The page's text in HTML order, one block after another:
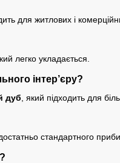
для житлових і
легко укладається.
інтер’єру?
дуб , який підходить для
достатньо стандартного